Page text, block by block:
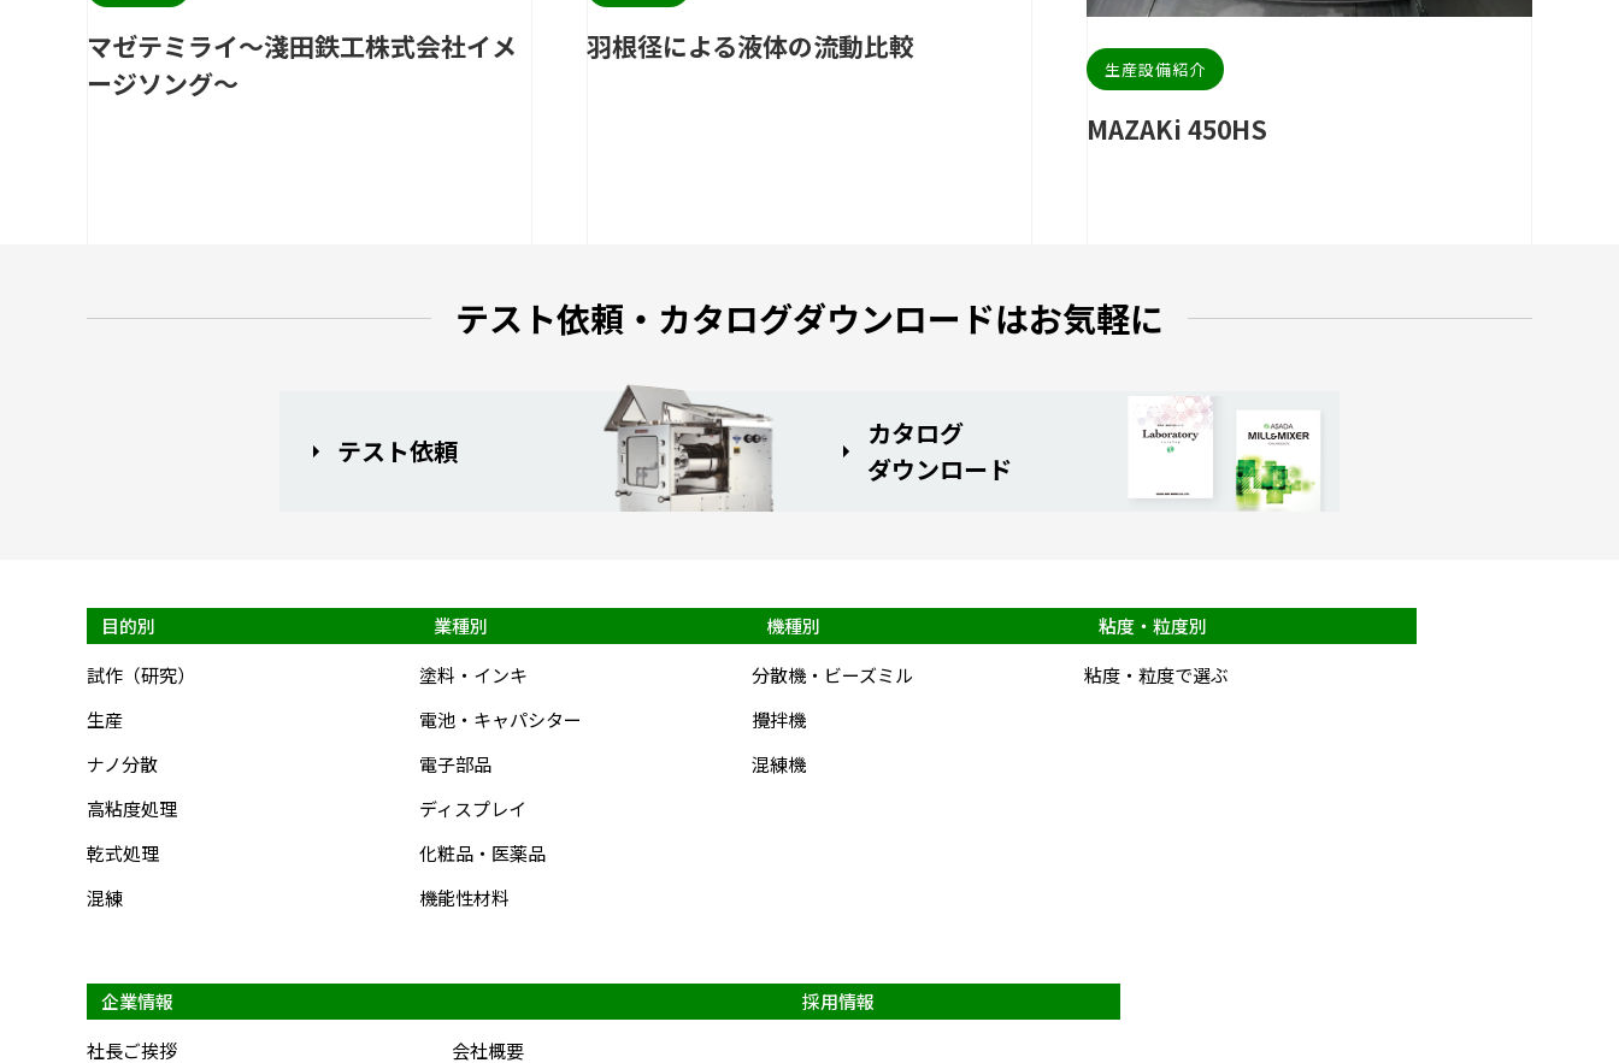
マゼテミライ～淺田鉄工株式会社イメ
ージソング～
羽根径による液体の流動比較
生産設備紹介
MAZAKi 450HS
テスト依頼・カタログダウンロードはお気軽に
テスト依頼
カタログ
ダウンロード
目的別
試作（研究）
生産
ナノ分散
高粘度処理
乾式処理
混練
業種別
塗料・インキ
電池・キャパシター
電子部品
ディスプレイ
化粧品・医薬品
機能性材料
機種別
分散機・ビーズミル
攪拌機
混練機
粘度・粒度別
粘度・粒度で選ぶ
企業情報
社長ご挨拶
会社概要
採用情報